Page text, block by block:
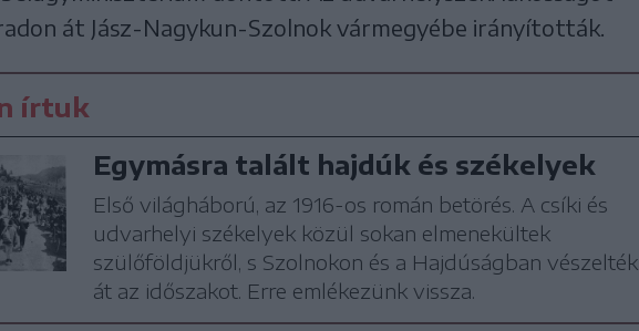
át Jász-Nagykun-Szolnok vármegyébe irányították.
írtuk
Egymásra talált hajdúk és székelyek
Első világháború, az 1916-os román betörés. A csíki és
udvarhelyi székelyek közül sokan elmenekültek
szülőföldjükről, s Szolnokon és a Hajdúságban vészelték
át az időszakot. Erre emlékezünk vissza.